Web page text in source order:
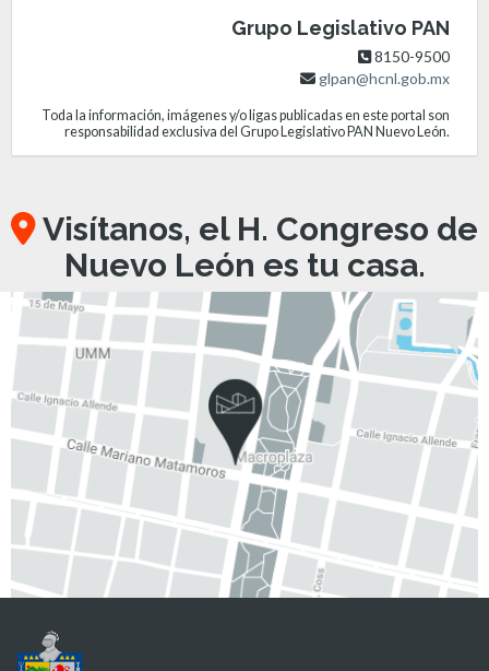
Grupo Legislativo PAN
8150-9500
glpan@hcnl.gob.mx
Toda la información, imágenes y/o ligas publicadas en este portal son
responsabilidad exclusiva del Grupo Legislativo PAN Nuevo León.
Visítanos, el H. Congreso de
Nuevo León es tu casa.